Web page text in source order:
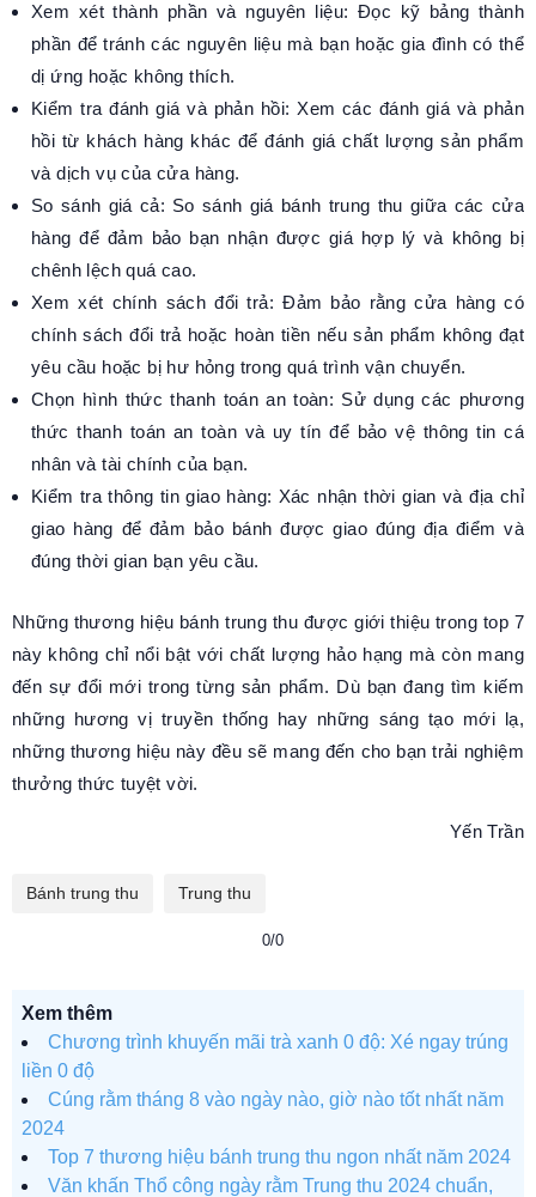
Xem xét thành phần và nguyên liệu: Đọc kỹ bảng thành
phần để tránh các nguyên liệu mà bạn hoặc gia đình có thể
dị ứng hoặc không thích.
Kiểm tra đánh giá và phản hồi: Xem các đánh giá và phản
hồi từ khách hàng khác để đánh giá chất lượng sản phẩm
và dịch vụ của cửa hàng.
So sánh giá cả: So sánh giá bánh trung thu giữa các cửa
hàng để đảm bảo bạn nhận được giá hợp lý và không bị
chênh lệch quá cao.
Xem xét chính sách đổi trả: Đảm bảo rằng cửa hàng có
chính sách đổi trả hoặc hoàn tiền nếu sản phẩm không đạt
yêu cầu hoặc bị hư hỏng trong quá trình vận chuyển.
Chọn hình thức thanh toán an toàn: Sử dụng các phương
thức thanh toán an toàn và uy tín để bảo vệ thông tin cá
nhân và tài chính của bạn.
Kiểm tra thông tin giao hàng: Xác nhận thời gian và địa chỉ
giao hàng để đảm bảo bánh được giao đúng địa điểm và
đúng thời gian bạn yêu cầu.
Những thương hiệu bánh trung thu được giới thiệu trong top 7
này không chỉ nổi bật với chất lượng hảo hạng mà còn mang
đến sự đổi mới trong từng sản phẩm. Dù bạn đang tìm kiếm
những hương vị truyền thống hay những sáng tạo mới lạ,
những thương hiệu này đều sẽ mang đến cho bạn trải nghiệm
thưởng thức tuyệt vời.
Yến Trần
Bánh trung thu Trung thu
0/0
Xem thêm
Chương trình khuyến mãi trà xanh 0 độ: Xé ngay trúng
liền 0 độ
Cúng rằm tháng 8 vào ngày nào, giờ nào tốt nhất năm
2024
Top 7 thương hiệu bánh trung thu ngon nhất năm 2024
Văn khấn Thổ công ngày rằm Trung thu 2024 chuẩn,